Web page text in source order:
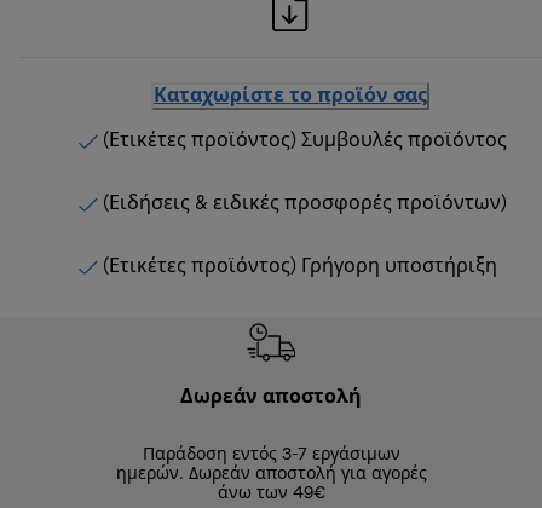
Καταχωρίστε το προϊόν σας
(Ετικέτες προϊόντος) Συμβουλές προϊόντος
(Ειδήσεις & ειδικές προσφορές προϊόντων)
(Ετικέτες προϊόντος) Γρήγορη υποστήριξη
Δωρεάν αποστολή
Παράδοση εντός 3-7 εργάσιμων
ημερών. Δωρεάν αποστολή για αγορές
άνω των 49€